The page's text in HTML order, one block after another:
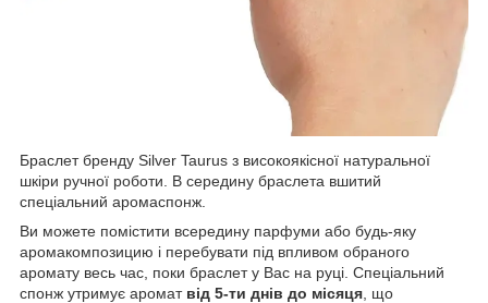
Браслет бренду Silver Taurus з високоякісної натуральної
шкіри ручної роботи. В середину браслета вшитий
спеціальний аромаспонж.
Ви можете помістити всередину парфуми або будь-яку
аромакомпозицию і перебувати під впливом обраного
аромату весь час, поки браслет у Вас на руці. Спеціальний
спонж утримує аромат від 5-ти днів до місяця , що